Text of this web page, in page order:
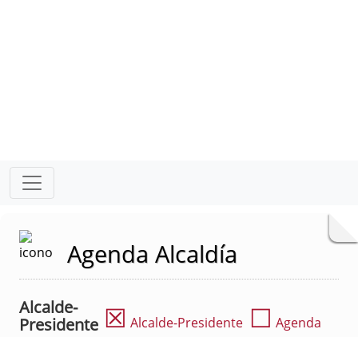
Agenda Alcaldía
Alcalde-
Presidente ☒ Alcalde-Presidente ☐ Agenda